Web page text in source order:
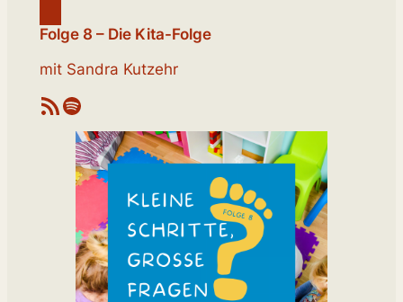
Folge 8 – Die Kita-Folge
mit Sandra Kutzehr
RSS-Feed Spotify